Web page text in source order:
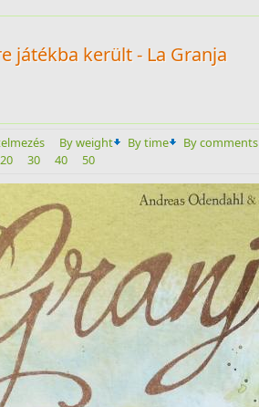
játékba került - La Granja
By weight By time By comments
20 30 40 50